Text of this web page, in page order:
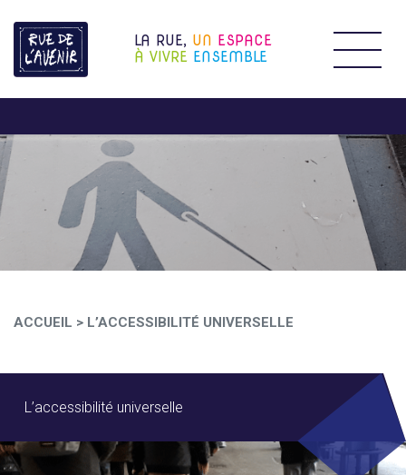
LA RUE, UN ESPACE
À VIVRE ENSEMBLE
ACCUEIL > L’ACCESSIBILITÉ UNIVERSELLE
L’accessibilité universelle